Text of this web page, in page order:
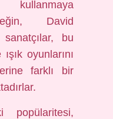
kullanmaya
David
bu
oyunlarını
farklı bir
popülaritesi,